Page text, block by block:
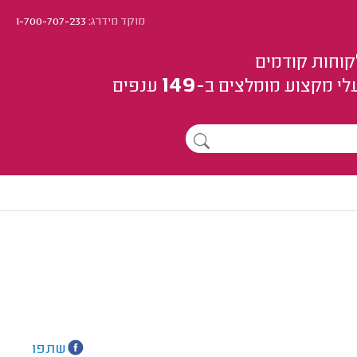
מוקד מידרג:1-700-707-233
קודמים
מקצוע מומלצים ב-149 ענפים
שתפו